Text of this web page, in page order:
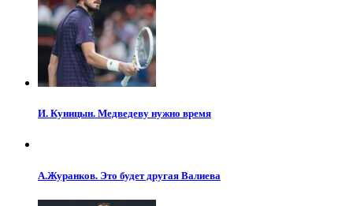
И. Куницын. Медведеву нужно время
А.Журанков. Это будет другая Валиева